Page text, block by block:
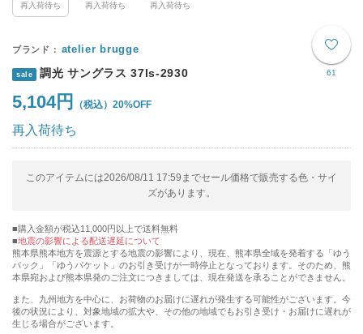
再入荷待ち 再入荷待ち 再入荷待ち
61
atelier brugge
sale 調光 サングラス 37ls-2930
5,104円 20%OFF
再入荷待ち
このアイテムには2026/08/11 17:59までセール価格で販売する色・サイ
ズがあります。
購入金額が税込11,000円以上で送料無料
地震の影響による配送遅延について
熊本県熊本地方を震源とする地震の影響により、現在、熊本県全域を発着する「ゆう
パック」「ゆうパケット」のお引き受けが一時停止となっております。そのため、熊
本県宛および熊本県発のご注文につきましては、現在発送を承ることができません。
また、九州地方を中心に、お荷物のお届けに遅れが発生する可能性がございます。今
後の状況により、対象地域の拡大や、その他の地域でもお引き受け・お届けに遅れが
生じる場合がございます。